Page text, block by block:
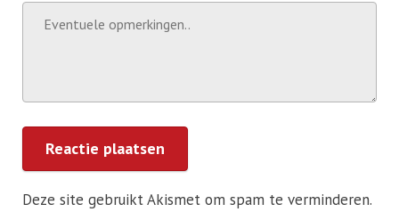
Reactie plaatsen
Deze site gebruikt Akismet om spam te verminderen.